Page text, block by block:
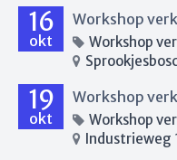
16
okt
Workshop
19
okt
Workshop
Industrieweg